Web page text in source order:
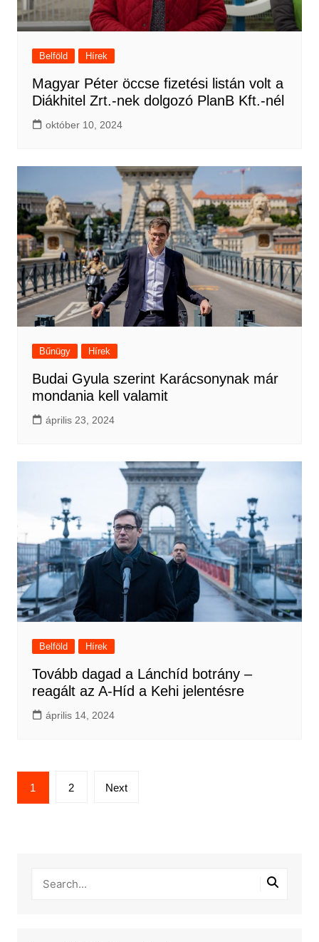
Belföld Hírek
Magyar Péter öccse fizetési listán volt a
Diákhitel Zrt.-nek dolgozó PlanB Kft.-nél
október 10, 2024
Bűnügy Hírek
Budai Gyula szerint Karácsonynak már
mondania kell valamit
április 23, 2024
Belföld Hírek
Tovább dagad a Lánchíd botrány –
reagált az A-Híd a Kehi jelentésre
április 14, 2024
Bejegyzések
lapozása
1 2 Next